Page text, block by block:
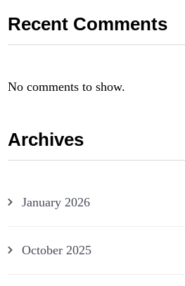
Recent Comments
No comments to show.
Archives
January 2026
October 2025